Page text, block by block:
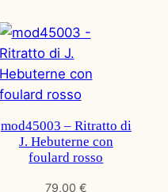
mod45003 – Ritratto di
J. Hebuterne con
foulard rosso
79,00 €